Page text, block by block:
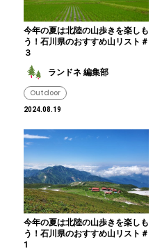
今年の夏は北陸の山歩きを楽しも
う！石川県のおすすめ山リスト＃
３
ランドネ 編集部
Outdoor
2024.08.19
今年の夏は北陸の山歩きを楽しも
う！石川県のおすすめ山リスト＃
1